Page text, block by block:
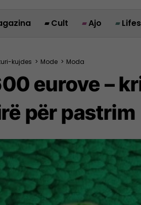
Cult Ajo
kujdes > Mode > Moda
eurove –
për pastrim